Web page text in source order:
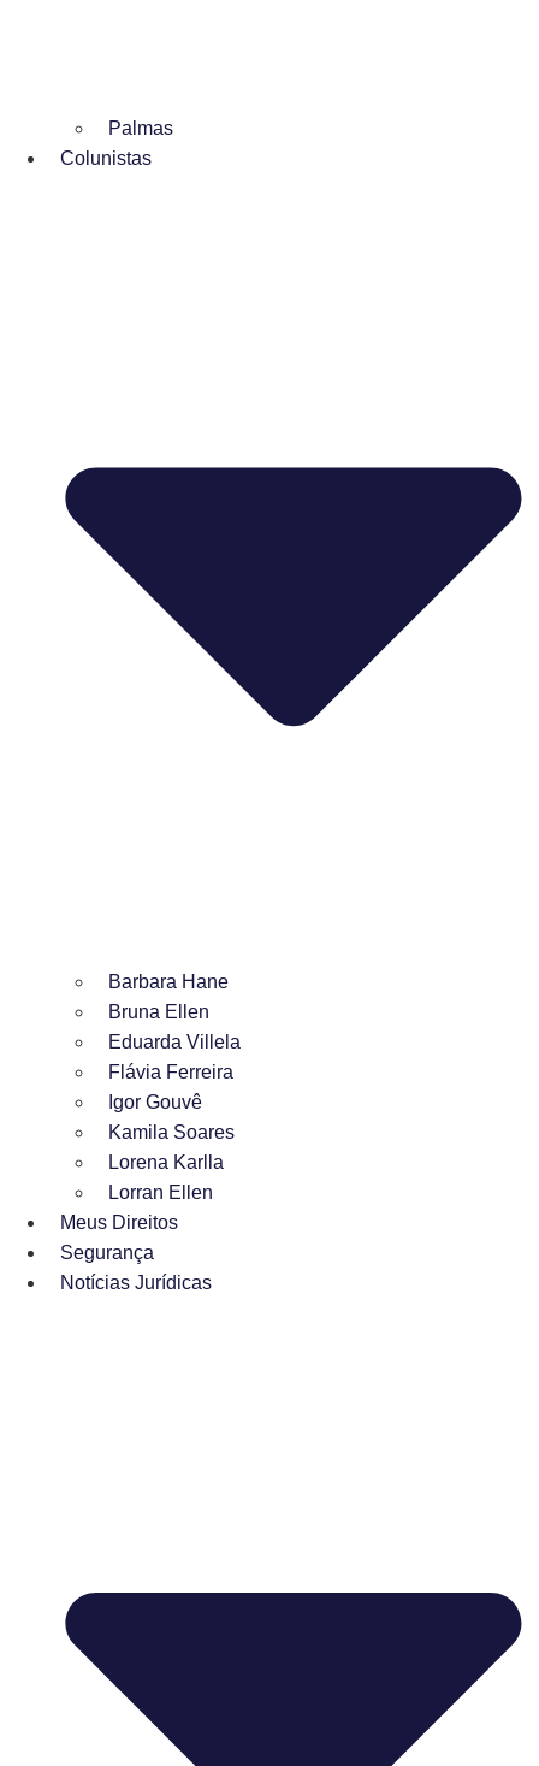
Palmas
Colunistas
Barbara Hane
Bruna Ellen
Eduarda Villela
Flávia Ferreira
Igor Gouvê
Kamila Soares
Lorena Karlla
Lorran Ellen
Meus Direitos
Segurança
Notícias Jurídicas